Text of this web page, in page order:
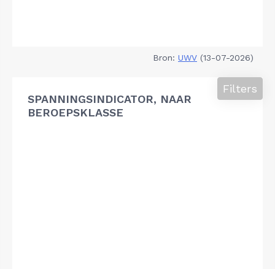
Bron: UWV (13-07-2026)
SPANNINGSINDICATOR, NAAR
BEROEPSKLASSE
Filters